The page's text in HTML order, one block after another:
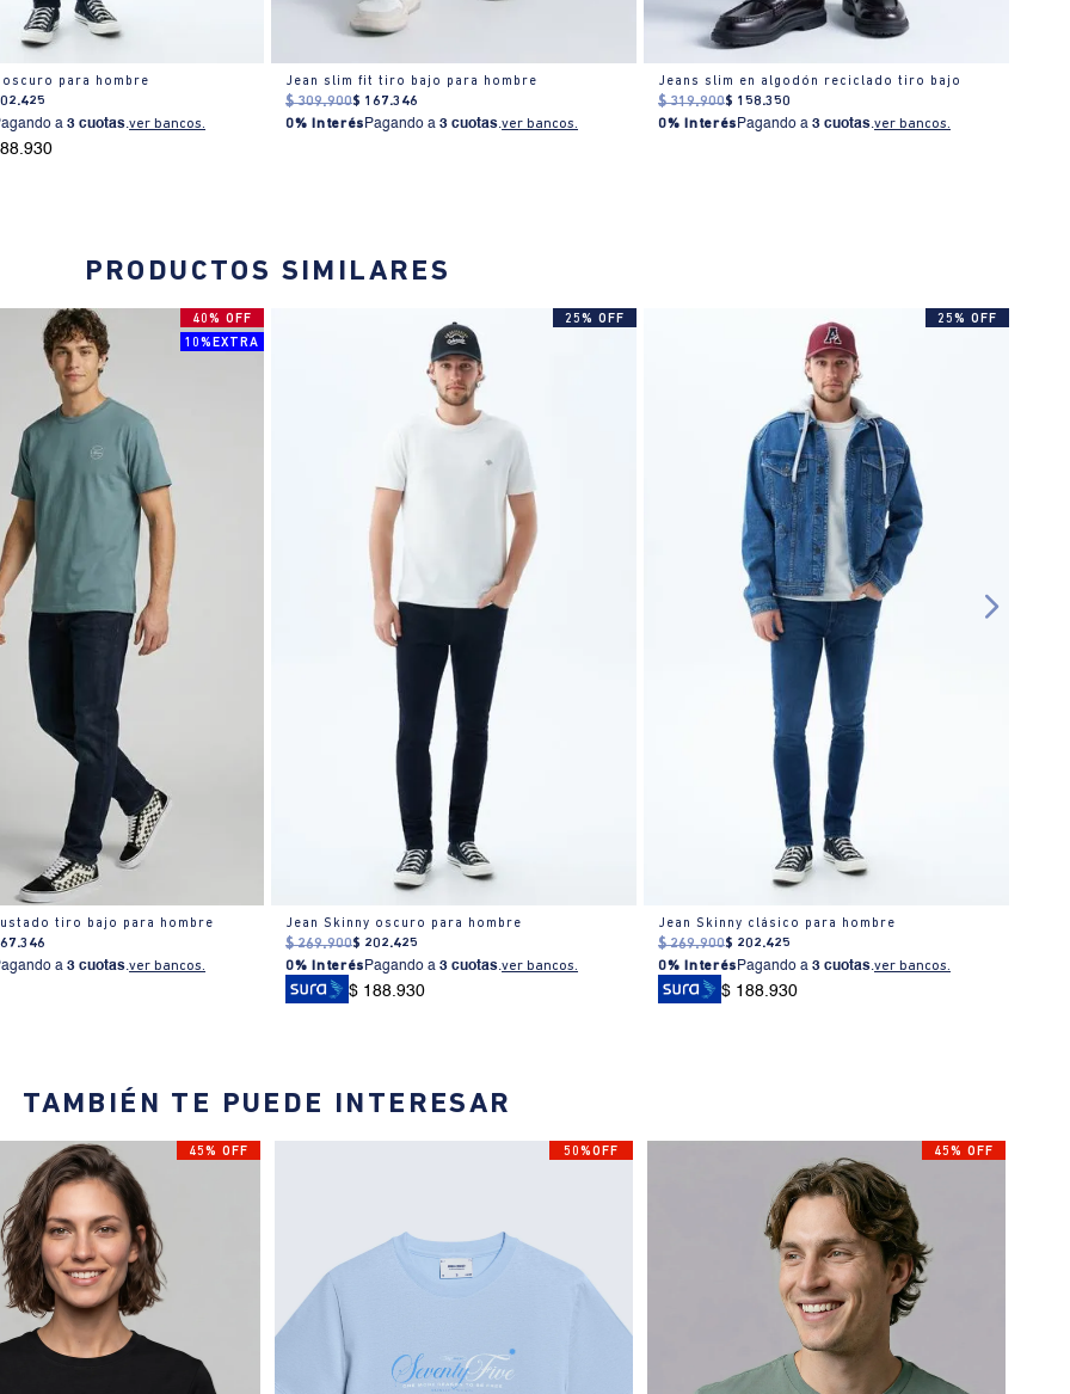
oscuro para hombre
.425
a3 cuotas.ver bancos.
Jean slim fit tiro bajo para hombre
$ 309.900$ 167.346
0% Interés Pagando a3 cuotas.ver bancos.
Jeans slim en algodón reciclado tiro bajo
$ 319.900$ 158.350
0% Interés Pagando a3 cuotas.ver bancos.
PRODUCTOS SIMILARES
40% OFF
10%EXTRA
tiro bajo para hombre
.346
a3 cuotas.ver bancos.
25% OFF
Jean Skinny oscuro para hombre
$ 269.900$ 202.425
0% Interés Pagando a3 cuotas.ver bancos.
$ 188.930
25% OFF
Jean Skinny clásico para hombre
$ 269.900$ 202.425
0% Interés Pagando a3 cuotas.ver bancos.
$ 188.930
TAMBIÉN TE PUEDE INTERESAR
45% OFF 50%OFF 45% OFF